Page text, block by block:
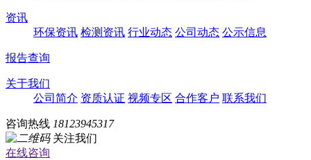
资讯
环保资讯 检测资讯 行业动态 公司动态 公示信息
报告查询
关于我们
公司简介 资质认证 视频专区 合作客户 联系我们
咨询热线 18123945317
关注我们
在线咨询